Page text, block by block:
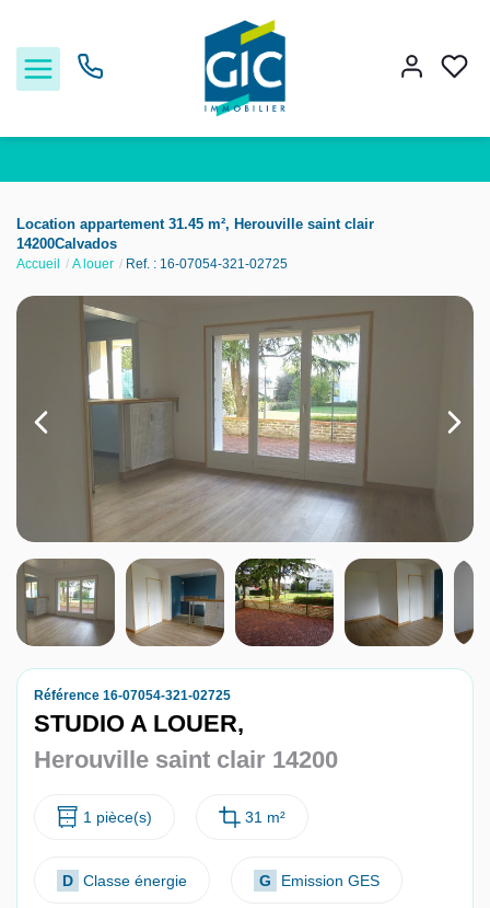
Acheter
Estimer
Nos services
Nos agences
Nous contacter
Nous rejoindre
Location appartement 31.45 m², Herouville saint clair
14200Calvados
Accueil A louer Ref. : 16-07054-321-02725
Référence 16-07054-321-02725
STUDIO A LOUER,
Herouville saint clair 14200
1 pièce(s) 31 m²
D Classe énergie G Emission GES